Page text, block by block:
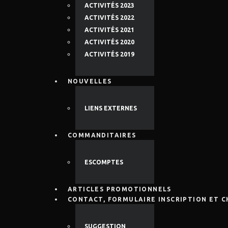
ACTIVITÉS 2023
ACTIVITÉS 2022
ACTIVITÉS 2021
ACTIVITÉS 2020
ACTIVITÉS 2019
NOUVELLES
LIENS EXTERNES
COMMANDITAIRES
ESCOMPTES
ARTICLES PROMOTIONNELS
CONTACT, FORMULAIRE INSCRIPTION ET
SUGGESTION